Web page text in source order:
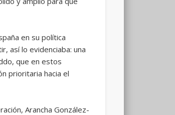
en su política
así lo evidenciaba: una
que en estos
prioritaria hacia el
Arancha González-